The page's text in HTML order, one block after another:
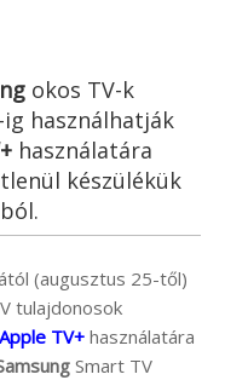
okos TV-k
használhatják
használatára
készülékük
(augusztus 25-től)
tulajdonosok
Apple TV+ használatára
Smart TV